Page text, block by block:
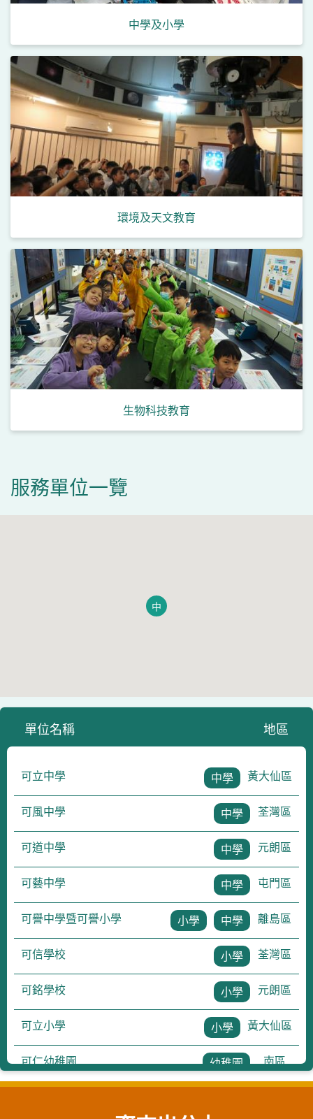
中學及小學
環境及天文教育
生物科技教育
服務單位一覽
中
小
幼
幼
單位名稱 地區
可立中學 中學 黃大仙區
可風中學 中學 荃灣區
可道中學 中學 元朗區
可藝中學 中學 屯門區
可譽中學暨可譽小學 小學 中學 離島區
可信學校 小學 荃灣區
可銘學校 小學 元朗區
可立小學 小學 黃大仙區
可仁幼稚園 幼稚園 南區